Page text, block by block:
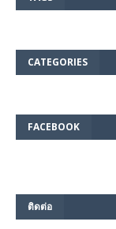
CATEGORIES
FACEBOOK
ติดต่อ